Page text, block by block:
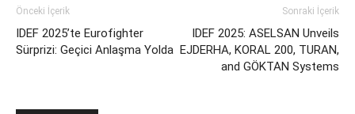
Önceki İçerik
IDEF 2025’te Eurofighter
Sürprizi: Geçici Anlaşma Yolda
Sonraki İçerik
IDEF 2025: ASELSAN Unveils
EJDERHA, KORAL 200, TURAN,
and GÖKTAN Systems